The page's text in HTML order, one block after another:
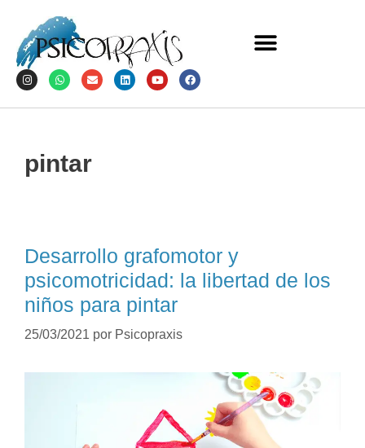
pintar
Desarrollo grafomotor y
psicomotricidad: la libertad de los
niños para pintar
25/03/2021 por Psicopraxis